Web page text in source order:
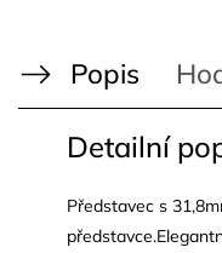
Popis
Detailní
Představec s